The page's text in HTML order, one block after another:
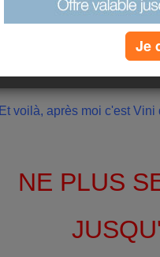
Et voilà, après moi c'est
NE PLUS
Je